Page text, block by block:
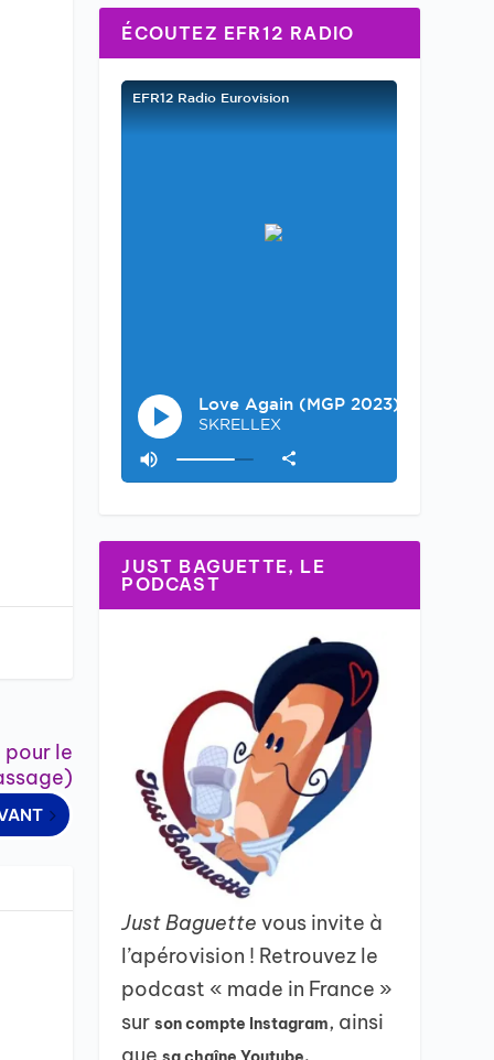
pour le
ÉCOUTEZ EFR12 RADIO
JUST BAGUETTE, LE
PODCAST
Just Baguettevous invite à
l’apérovision ! Retrouvez le
podcast « made in France »
surson compte Instagram, ainsi